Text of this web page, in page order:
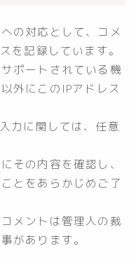
の対応として、コメ
を記録しています。
ポートされている機
外にこのIPアドレス
力に関しては、任意
その内容を確認し、
とをあらかじめご了
メントは管理人の裁
があります。